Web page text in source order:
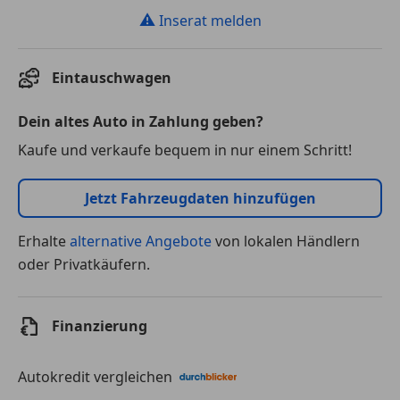
⚠ Inserat melden
Eintauschwagen
Dein altes Auto in Zahlung geben?
Kaufe und verkaufe bequem in nur einem Schritt!
Jetzt Fahrzeugdaten hinzufügen
Erhaltealternative Angebotevon lokalen Händlern
oder Privatkäufern.
Finanzierung
Autokredit vergleichen